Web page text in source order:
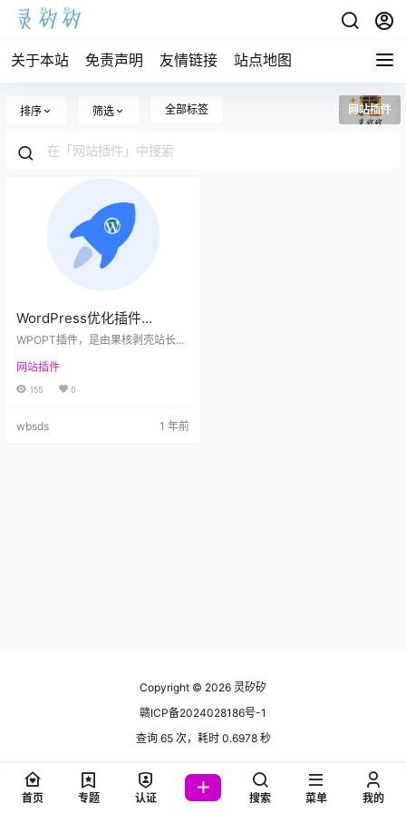
关于本站 免责声明 友情链接 站点地图
排序 筛选 全部标签 网站插件
WordPress优化插件
WPOPT v2.3.2
WPOPT插件，是由果核剥壳站长开
对 WordPress 底层功能进行优化，
支持功能开关、系统加速等功能。
采用vite打包，界面采用Vue3+ele
网站插件
155 0
wbsds 1 年前
Copyright © 2026 灵矽矽
赣ICP备2024028186号-1
查询 65 次，耗时 0.6978 秒
首页 专题 认证 搜索 菜单 我的